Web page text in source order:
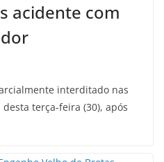
acidente com
interditado nas
terça-feira (30), após